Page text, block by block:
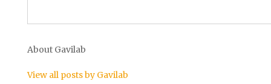
About Gavilab
View all posts by Gavilab